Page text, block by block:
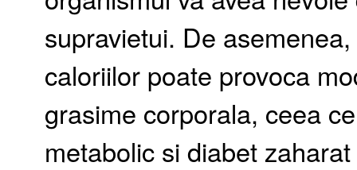
supravietui. De
caloriilor poate provoca
grasime corporala, ceea
metabolic si diabet